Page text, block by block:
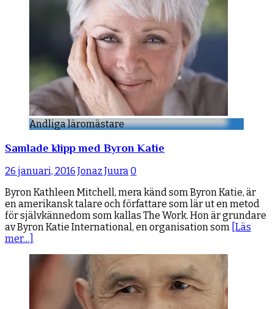
Andliga läromästare
Samlade klipp med Byron Katie
26 januari, 2016 Jonaz Juura0
Byron Kathleen Mitchell, mera känd som Byron Katie, är
en amerikansk talare och författare som lär ut en metod
för självkännedom som kallas The Work. Hon är grundare
av Byron Katie International, en organisation som [Läs
mer…]